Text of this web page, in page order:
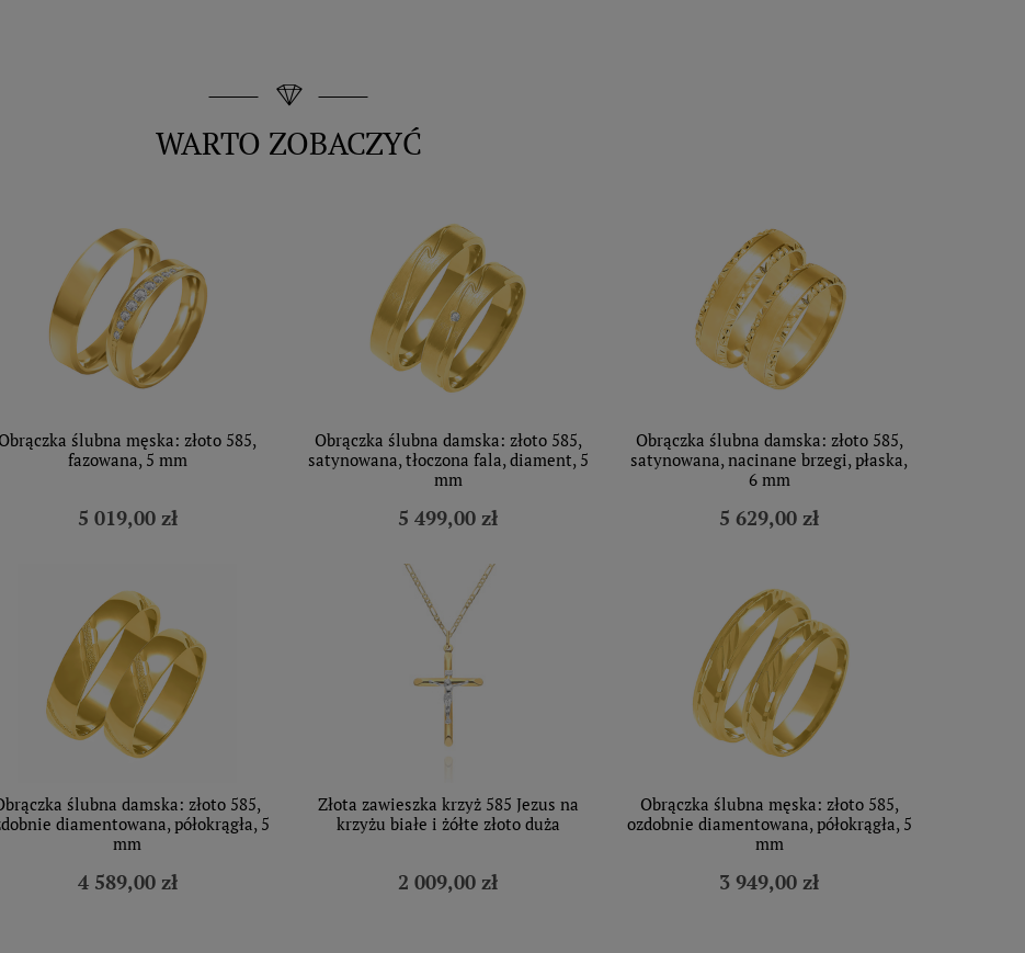
WARTO ZOBACZYĆ
ślubna męska: złoto 585,
fazowana, 5 mm
5 019,00 zł
Obrączka ślubna damska: złoto 585,
satynowana, tłoczona fala, diament, 5
mm
5 499,00 zł
Obrączka ślubna damska: złoto 585,
satynowana, nacinane brzegi, płaska,
6 mm
5 629,00 zł
ślubna damska: złoto 585,
diamentowana, półokrągła, 5
mm
4 589,00 zł
Złota zawieszka krzyż 585 Jezus na
krzyżu białe i żółte złoto duża
2 009,00 zł
Obrączka ślubna męska: złoto 585,
ozdobnie diamentowana, półokrągła, 5
mm
3 949,00 zł